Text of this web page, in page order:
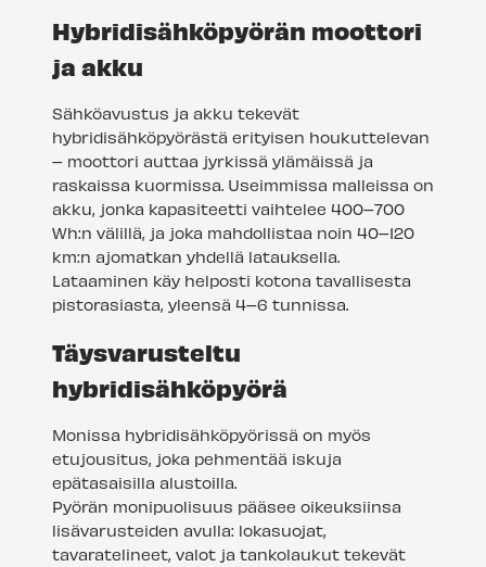
Hybridisähköpyörän moottori
ja akku
Sähköavustus ja akku tekevät
hybridisähköpyörästä erityisen houkuttelevan
– moottori auttaa jyrkissä ylämäissä ja
raskaissa kuormissa. Useimmissa malleissa on
akku, jonka kapasiteetti vaihtelee 400–700
Wh:n välillä, ja joka mahdollistaa noin 40–120
km:n ajomatkan yhdellä latauksella.
Lataaminen käy helposti kotona tavallisesta
pistorasiasta, yleensä 4–6 tunnissa.
Täysvarusteltu
hybridisähköpyörä
Monissa hybridisähköpyörissä on myös
etujousitus, joka pehmentää iskuja
epätasaisilla alustoilla.
Pyörän monipuolisuus pääsee oikeuksiinsa
lisävarusteiden avulla: lokasuojat,
tavaratelineet, valot ja tankolaukut tekevät